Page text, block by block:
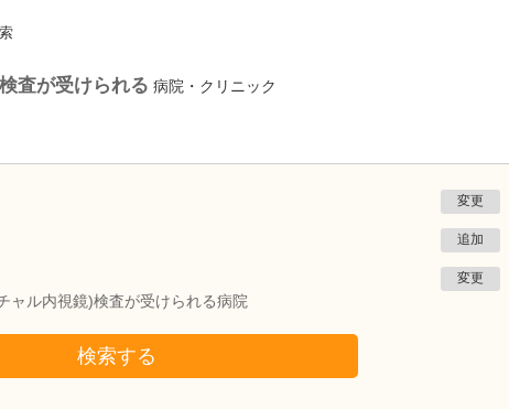
査が受けられる 病院・クリニック
変更
追加
ャル内視鏡)検査が受けられる病院
変更
検索する